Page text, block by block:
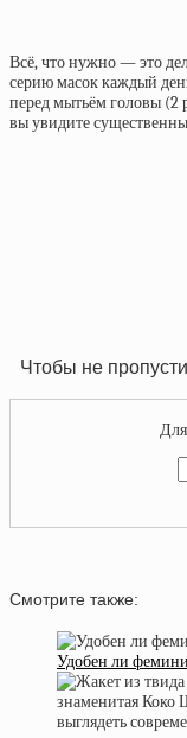
Всё, что нужно — это
серию масок каждый
перед мытьём головы (2
вы увидите
Чтобы не
Смотрите также:
Удобен ли